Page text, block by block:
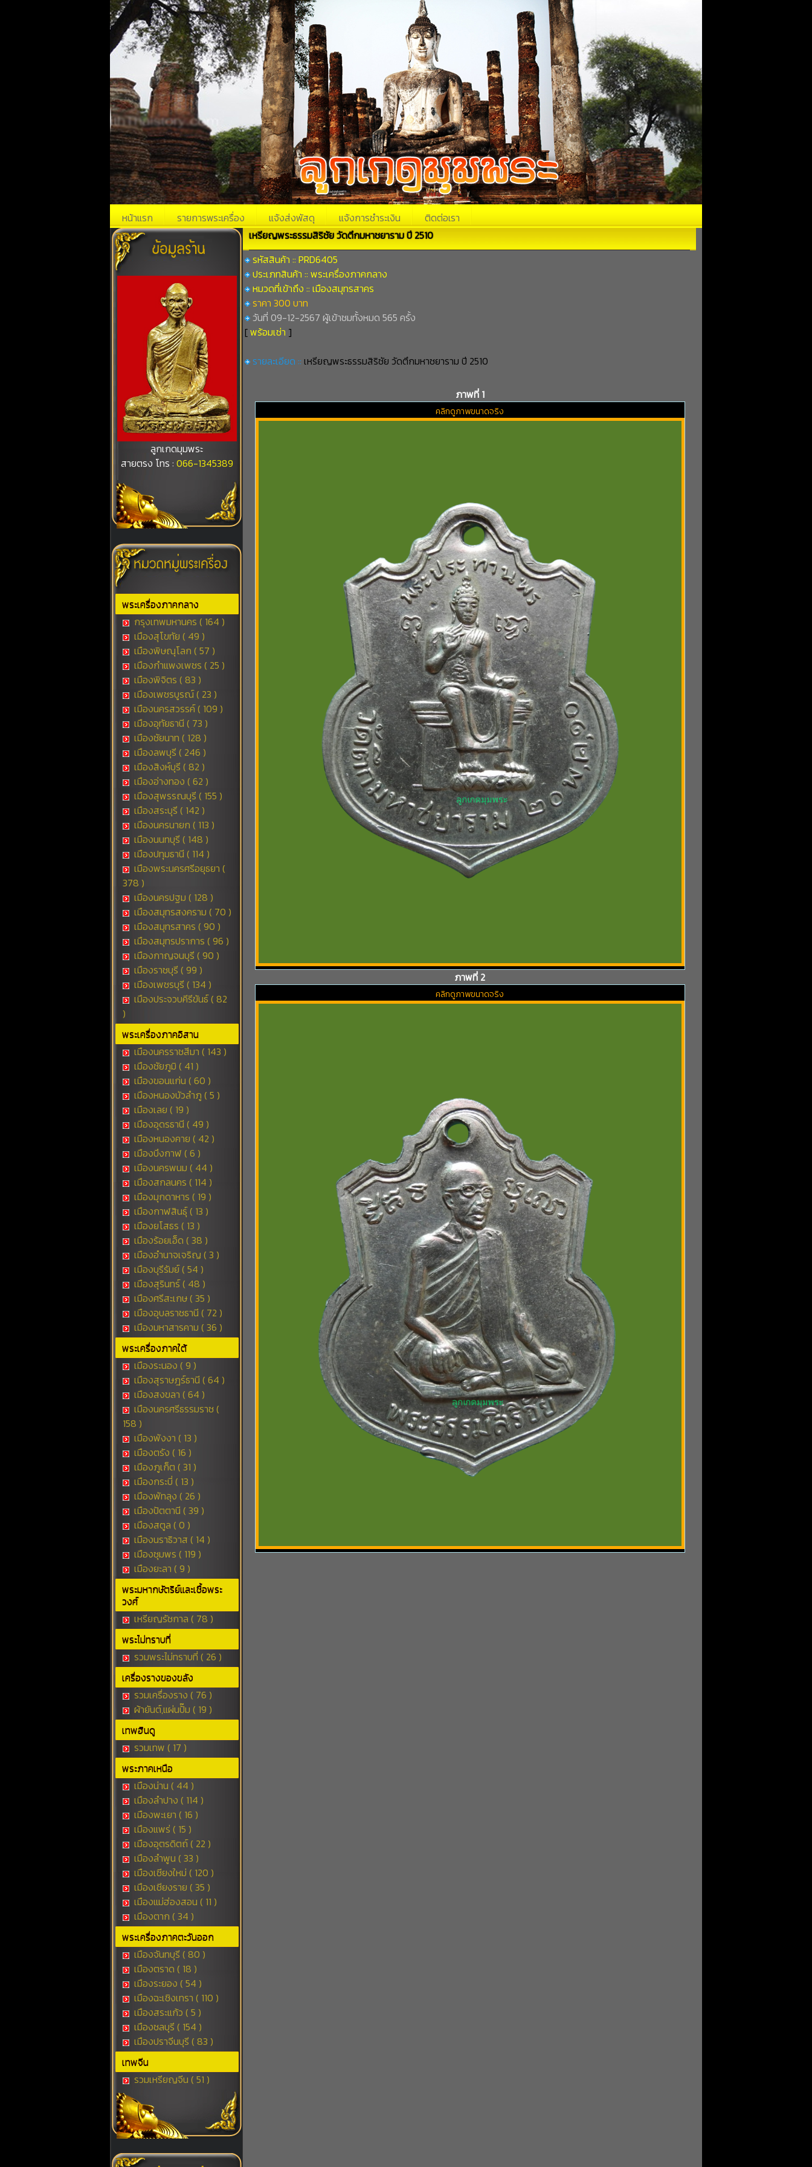
หน้าแรก รายการพระเครื่อง แจ้งส่งพัสดุ แจ้งการชำระเงิน ติดต่อเรา
ลูกเกดมุมพระ
สายตรง โทร : 066-1345389
พระเครื่องภาคกลาง
กรุงเทพมหานคร ( 164 )
เมืองสุโขทัย ( 49 )
เมืองพิษณุโลก ( 57 )
เมืองกำแพงเพชร ( 25 )
เมืองพิจิตร ( 83 )
เมืองเพชรบูรณ์ ( 23 )
เมืองนครสวรรค์ ( 109 )
เมืองอุทัยธานี ( 73 )
เมืองชัยนาท ( 128 )
เมืองลพบุรี ( 246 )
เมืองสิงห์บุรี ( 82 )
เมืองอ่างทอง ( 62 )
เมืองสุพรรณบุรี ( 155 )
เมืองสระบุรี ( 142 )
เมืองนครนายก ( 113 )
เมืองนนทบุรี ( 148 )
เมืองปทุมธานี ( 114 )
เมืองพระนครศรีอยุธยา (
378 )
เมืองนครปฐม ( 128 )
เมืองสมุทรสงคราม ( 70 )
เมืองสมุทรสาคร ( 90 )
เมืองสมุทรปราการ ( 96 )
เมืองกาญจนบุรี ( 90 )
เมืองราชบุรี ( 99 )
เมืองเพชรบุรี ( 134 )
เมืองประจวบคีรีขันธ์ ( 82
)
พระเครื่องภาคอิสาน
เมืองนครราชสีมา ( 143 )
เมืองชัยภูมิ ( 41 )
เมืองขอนแก่น ( 60 )
เมืองหนองบัวลำภู ( 5 )
เมืองเลย ( 19 )
เมืองอุดรธานี ( 49 )
เมืองหนองคาย ( 42 )
เมืองบึงกาฬ ( 6 )
เมืองนครพนม ( 44 )
เมืองสกลนคร ( 114 )
เมืองมุกดาหาร ( 19 )
เมืองกาฬสินธุ์ ( 13 )
เมืองยโสธร ( 13 )
เมืองร้อยเอ็ด ( 38 )
เมืองอำนาจเจริญ ( 3 )
เมืองบุรีรัมย์ ( 54 )
เมืองสุรินทร์ ( 48 )
เมืองศรีสะเกษ ( 35 )
เมืองอุบลราชธานี ( 72 )
เมืองมหาสารคาม ( 36 )
พระเครื่องภาคใต้
เมืองระนอง ( 9 )
เมืองสุราษฎร์ธานี ( 64 )
เมืองสงขลา ( 64 )
เมืองนครศรีธรรมราช (
158 )
เมืองพังงา ( 13 )
เมืองตรัง ( 16 )
เมืองภูเก็ต ( 31 )
เมืองกระบี่ ( 13 )
เมืองพัทลุง ( 26 )
เมืองปัตตานี ( 39 )
เมืองสตูล ( 0 )
เมืองนราธิวาส ( 14 )
เมืองชุมพร ( 119 )
เมืองยะลา ( 9 )
พระมหากษัตริย์และเชื้อพระ
วงศ์
เหรียญรัชกาล ( 78 )
พระไม่ทราบที่
รวมพระไม่ทราบที่ ( 26 )
เครื่องรางของขลัง
รวมเครื่องราง ( 76 )
ผ้ายันต์,แผ่นปั๊ม ( 19 )
เทพฮินดู
รวมเทพ ( 17 )
พระภาคเหนือ
เมืองน่าน ( 44 )
เมืองลำปาง ( 114 )
เมืองพะเยา ( 16 )
เมืองแพร่ ( 15 )
เมืองอุตรดิตถ์ ( 22 )
เมืองลำพูน ( 33 )
เมืองเชียงใหม่ ( 120 )
เมืองเชียงราย ( 35 )
เมืองแม่ฮ่องสอน ( 11 )
เมืองตาก ( 34 )
พระเครื่องภาคตะวันออก
เมืองจันทบุรี ( 80 )
เมืองตราด ( 18 )
เมืองระยอง ( 54 )
เมืองฉะเชิงเทรา ( 110 )
เมืองสระแก้ว ( 5 )
เมืองชลบุรี ( 154 )
เมืองปราจีนบุรี ( 83 )
เทพจีน
รวมเหรียญจีน ( 51 )
เหรียญพระธรรมสิริชัย วัดตึกมหาชยาราม ปี 2510
รหัสสินค้า :: PRD6405
ประเภทสินค้า :: พระเครื่องภาคกลาง
หมวดที่เข้าถึง :: เมืองสมุทรสาคร
ราคา 300 บาท
วันที่ 09-12-2567 ผู้เข้าชมทั้งหมด 565 ครั้ง
[พร้อมเช่า ]
รายละเอียด :: เหรียญพระธรรมสิริชัย วัดตึกมหาชยาราม ปี 2510
ภาพที่ 1
คลิกดูภาพขนาดจริง
ภาพที่ 2
คลิกดูภาพขนาดจริง